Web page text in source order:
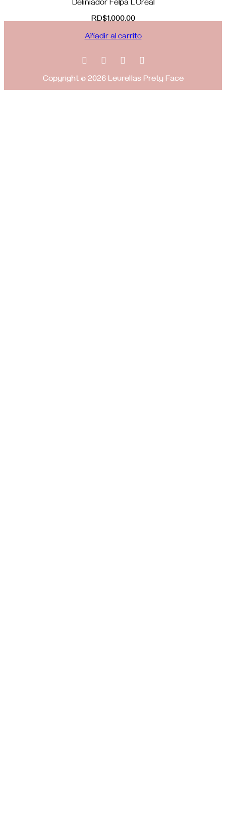
Deliniador Felpa L’Oréal
RD$1,000.00
Añadir al carrito
Copyright © 2026 Leurellas Prety Face